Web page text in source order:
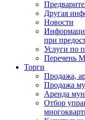
Другая
Новости
при
Услуги по
Перечень
Торги
Продажа,
Продажа
Аренда
Отбор